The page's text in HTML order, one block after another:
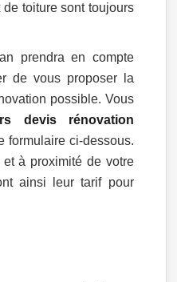
toiture sont toujours
prendra en compte
de vous proposer la
possible. Vous
devis rénovation
formulaire ci-dessous.
à proximité de votre
ainsi leur tarif pour